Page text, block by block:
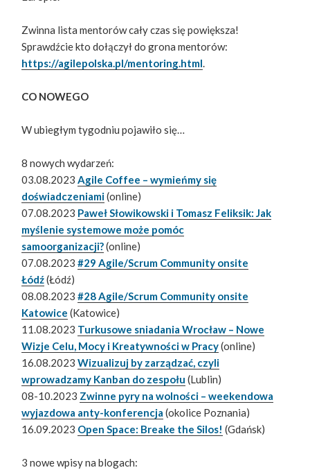
Zwinna lista mentorów cały czas się powiększa!
Sprawdźcie kto dołączył do grona mentorów:
https://agilepolska.pl/mentoring.html.
CO NOWEGO
W ubiegłym tygodniu pojawiło się…
8 nowych wydarzeń:
03.08.2023Agile Coffee – wymieńmy się
doświadczeniami(online)
07.08.2023 Paweł Słowikowski i Tomasz Feliksik: Jak
myślenie systemowe może pomóc
samoorganizacji?(online)
07.08.2023#29 Agile/Scrum Community onsite
Łódź(Łódź)
08.08.2023#28 Agile/Scrum Community onsite
Katowice (Katowice)
11.08.2023 Turkusowe sniadania Wrocław – Nowe
Wizje Celu, Mocy i Kreatywności w Pracy(online)
16.08.2023Wizualizuj by zarządzać, czyli
wprowadzamy Kanban do zespołu (Lublin)
08-10.2023 Zwinne pyry na wolności – weekendowa
wyjazdowa anty-konferencja (okolice Poznania)
16.09.2023 Open Space: Breake the Silos! (Gdańsk)
3 nowe wpisy na blogach: